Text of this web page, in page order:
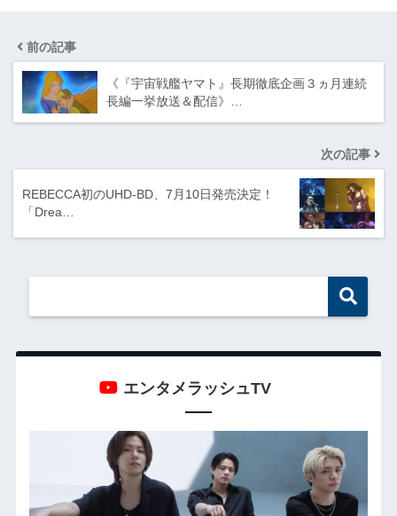
前の記事
《『宇宙戦艦ヤマト』長期徹底企画３ヵ月連続
長編一挙放送＆配信》…
次の記事
REBECCA初のUHD-BD、7月10日発売決定！
「Drea…
エンタメラッシュTV